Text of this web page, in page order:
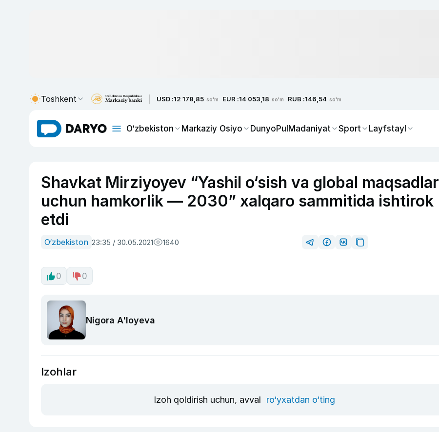
Toshkent USD :12 178,85 so'm EUR :14 053,18 so'm RUB :146,54 so'm
O‘zbekiston Markaziy Osiyo DunyoPulMadaniyat Sport Layfstayl
Shavkat Mirziyoyev “Yashil o‘sish va global maqsadlar
uchun hamkorlik — 2030” xalqaro sammitida ishtirok
etdi
O‘zbekiston 23:35 / 30.05.2021 1640
0 0
Nigora A'loyeva
Izohlar
Izoh qoldirish uchun, avval ro‘yxatdan o‘ting